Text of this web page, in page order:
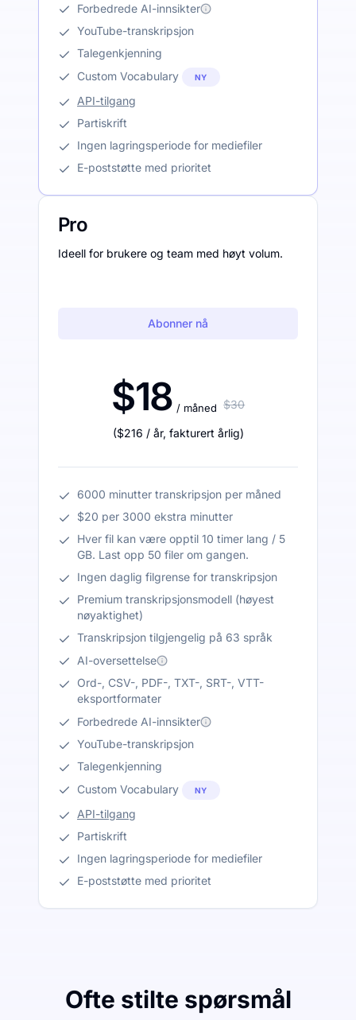
Forbedrede AI-innsikter
YouTube-transkripsjon
Talegenkjenning
Custom Vocabulary
NY
API-tilgang
Partiskrift
Ingen lagringsperiode for mediefiler
E-poststøtte med prioritet
Pro
Ideell for brukere og team med høyt volum.
Abonner nå
$18 / måned $30
($216 / år, fakturert årlig)
6000 minutter transkripsjon per måned
$20 per 3000 ekstra minutter
Hver fil kan være opptil 10 timer lang / 5
GB. Last opp 50 filer om gangen.
Ingen daglig filgrense for transkripsjon
Premium transkripsjonsmodell (høyest
nøyaktighet)
Transkripsjon tilgjengelig på 63 språk
AI-oversettelse
Ord-, CSV-, PDF-, TXT-, SRT-, VTT-
eksportformater
Forbedrede AI-innsikter
YouTube-transkripsjon
Talegenkjenning
Custom Vocabulary
NY
API-tilgang
Partiskrift
Ingen lagringsperiode for mediefiler
E-poststøtte med prioritet
Ofte stilte spørsmål